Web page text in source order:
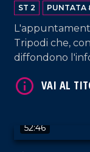
ST 2 PUNTATA
Tripodi che,
diffondono
Lamezia Terme.
52:46
VAI AL TITOLO